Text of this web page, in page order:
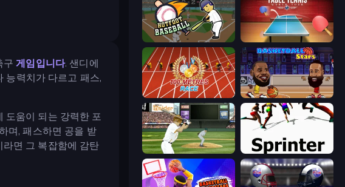
구게임입니다. 샌디에
능력치가 다르고 패스,
도움이 되는 강력한 포
며, 패스하면 공을 받
면 그 복잡함에 감탄
Hotfoot Baseball Table Tennis World Tour
100 Meters Race Basketball Stars
ESPN Arcade Baseball Sprinter